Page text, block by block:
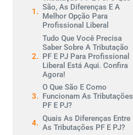
São, As Diferenças E A
Melhor Opção Para
Profissional Liberal
Tudo Que Você Precisa
Saber Sobre A Tributação
PF E PJ Para Profissional
Liberal Está Aqui. Confira
Agora!
O Que São E Como
Funcionam As Tributações
PF E PJ?
Quais As Diferenças Entre
As Tributações PF E PJ?